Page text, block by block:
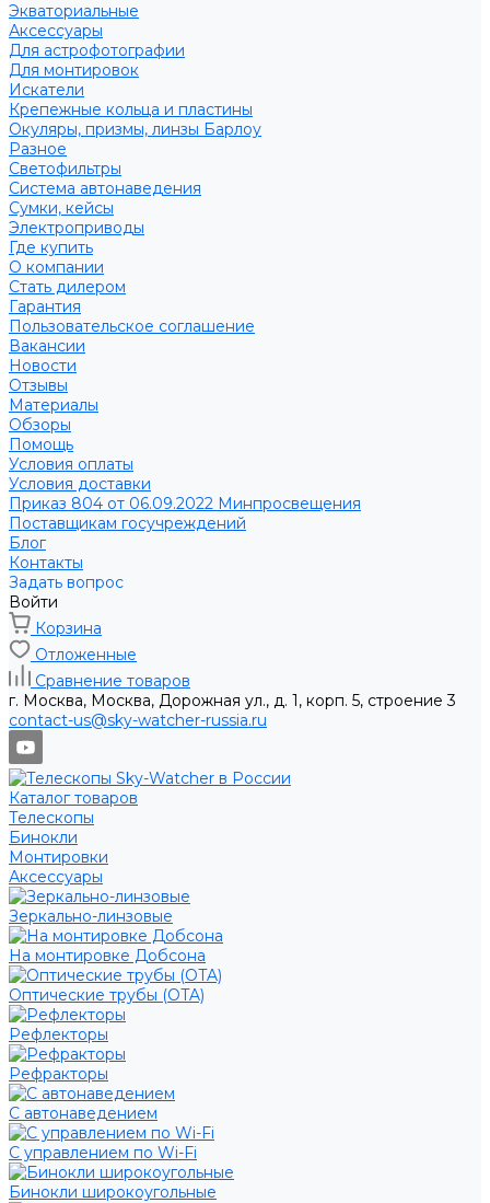
Экваториальные
Аксессуары
Для астрофотографии
Для монтировок
Искатели
Крепежные кольца и пластины
Окуляры, призмы, линзы Барлоу
Разное
Светофильтры
Система автонаведения
Сумки, кейсы
Электроприводы
Где купить
О компании
Стать дилером
Гарантия
Пользовательское соглашение
Вакансии
Новости
Отзывы
Материалы
Обзоры
Помощь
Условия оплаты
Условия доставки
Приказ 804 от 06.09.2022 Минпросвещения
Поставщикам госучреждений
Блог
Контакты
Задать вопрос
Войти
Корзина
Отложенные
Сравнение товаров
г. Москва, Москва, Дорожная ул., д. 1, корп. 5, строение 3
contact-us@sky-watcher-russia.ru
Каталог товаров
Телескопы
Бинокли
Монтировки
Аксессуары
Зеркально-линзовые
На монтировке Добсона
Оптические трубы (OTA)
Рефлекторы
Рефракторы
С автонаведением
С управлением по Wi-Fi
Бинокли широкоугольные